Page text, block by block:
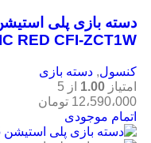
RED CFI-ZCT1W
کنسول, دسته بازی
امتیاز 1.00 از 5
12،590،000 تومان
اتمام موجودی